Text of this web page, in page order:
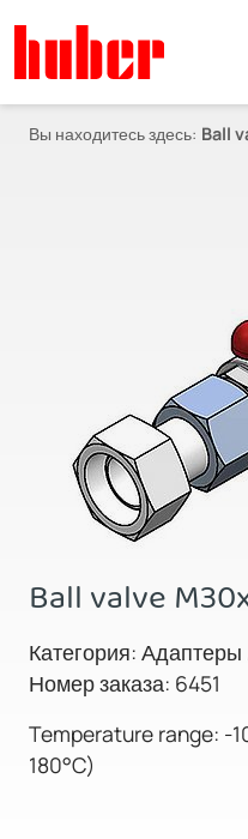
Вы находитесь здесь: Ball
Ball valve
Категория:
Номер заказа: 6451
Temperature range: -
180°C)